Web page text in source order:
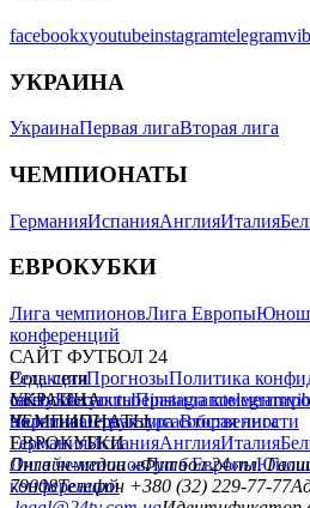
facebookxyoutubeinstagramtelegram
УКРАИНА
УкраинаПервая лигаВторая лига
ЧЕМПИОНАТЫ
ГерманияИспанияАнглияИталия
ЕВРОКУБКИ
Лига чемпионовЛига Европы
конференций
САЙТ ФУТБОЛ 24
РедакцияПрогнозыПолитика
сайтуКонтактыПравила
политикаСтруктура собственности
Соц. сети
facebookxyoutubeinstagramtelegram
УКРАИНА
УкраинаПервая лигаВторая лига
ЧЕМПИОНАТЫ
ГерманияИспанияАнглияИталия
ЕВРОКУБКИ
Лига чемпионовЛига Европы
конференций
Онлайн-медиа «Футбол 24»пл.
79008Телефон +380 (32) 229-77-77